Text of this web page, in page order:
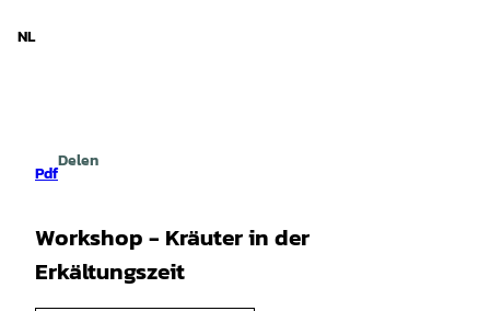
NL
Pdf
Delen
Workshop - Kräuter in der
Erkältungszeit